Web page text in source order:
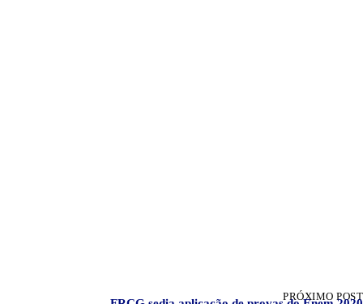
PRÓXIMO POST